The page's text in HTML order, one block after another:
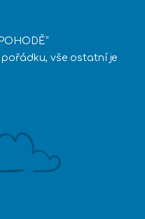
vše ostatní je